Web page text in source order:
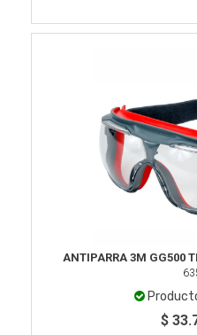
ANTIPARRA 3M GG500
$